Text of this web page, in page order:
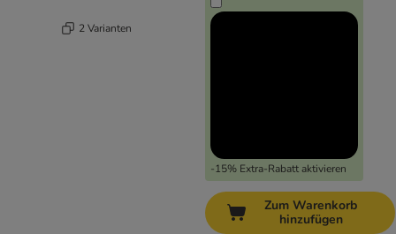
2 Varianten
-15% Extra-Rabatt aktivieren
Zum Warenkorb
hinzufügen